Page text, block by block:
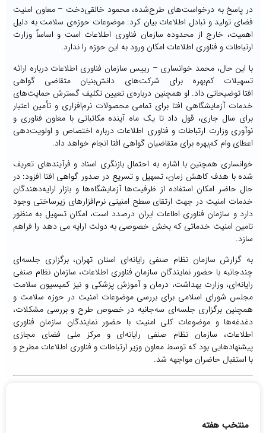
در پاسخ به درخواست‌های طرح‌شده، محمود خالقی‏‌دخت – معاون امنیت
فضای تولید و تبادل اطلاعات بیان کرد: موضوعات حوزه‌ی سلامت به دلیل
اهمیت، خارج از محدوده سازمان فناوری اطلاعات است و اساساً وزارت
ارتباطات و فناوری اطلاعات امکان ورود به این حوزه را ندارد.
با این حال، محمد خوانساری – رییس سازمان فناوری اطلاعات درباره ارائه
تسهیلات کم‌‏بهره برای شرکت‏‌های دانش‌‏بنیان متقاضی گواهی
افتا توضیحاتی داد. او همچنین درباره‌ی تعیین تکلیف گسترش حمایت‏‌های
خدمات آزمایشگاهی افتا برای تمامی محصولات نرم‏‌افزاری و تأمین اعتبار
برای سال جاری، قول داد تا یک ماه آینده مکاتباتی با معاون فناوری و
نوآوری وزارت ارتباطات و فناوری اطلاعات درباره اختصاص و اولویت‌‏دهی
اعطای وام کم‌‏بهره برای متقاضیان گواهی افتا انجام خواهد داد.
خوانساری همچنین با اشاره به احتمال بازنگری اسناد و فرآیندهای تعریف
شده با هدف کاهش زمان، تسهیل و تسریع در صدور گواهی افتا افزود: در
حال حاضر امکان استفاده از ظرفیت‌ها آزمایشگاه‌ها و بازار ارایه‌دهندگان
خدمات امنیت در جهت ارتقای سطح امنیتی نرم‌افزارهای زیرساختی وجود
دارد و سازمان فناوری اطاعات ایران درصدد است، امکان تسهیل به منظور
تامین امنیت خدماتی که بخش خصوصی به دولت ارایه می دهد را فراهم
سازد.
به گزارش سازمان نظام صنفی رایانه‌ای استان تهران، برگزاری جلسه‌ای
چندجانبه با حضور نمایندگان سازمان فناوری اطلاعات، سازمان نظام صنفی
رایانه‌ای، وزارت بهداشت، درمان و آموزش پزشکی و نیز کمیسیون سلامت
مجلس شورای اسلامی برای بررسی موضوعات امنیت در حوزه سلامت و
همچنین برگزاری جلسه‌ای سه‌‏جانبه در خصوص طرح و بررسی مشکلات،
دغدغه‌‏ها و موضوعات کلی امنیت با حضور نمایندگان سازمان فناوری
اطلاعات، سازمان نظام صنفی رایانه‌‏ای و مرکز ملی فضای مجازی
پیشنهادهایی بود که توسط معاون وزیر ارتباطات و فناوری اطلاعات مطرح و
با استقبال حاضران مواجهه شد.
منتخب هفته